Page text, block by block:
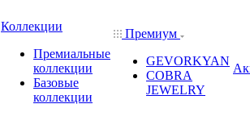
Коллекции
Премиальные
коллекции
Базовые
коллекции
Премиум
GEVORKYAN
COBRA
JEWELRY